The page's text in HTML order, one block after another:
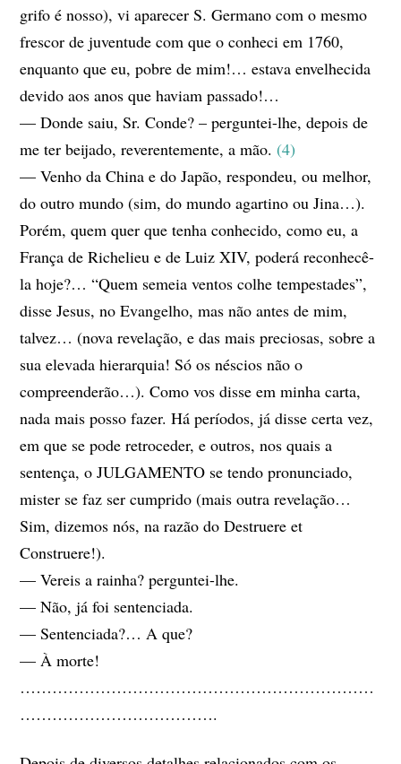
grifo é nosso), vi aparecer S. Germano com o mesmo
frescor de juventude com que o conheci em 1760,
enquanto que eu, pobre de mim!… estava envelhecida
devido aos anos que haviam passado!…
— Donde saiu, Sr. Conde? – perguntei-lhe, depois de
me ter beijado, reverentemente, a mão. (4)
— Venho da China e do Japão, respondeu, ou melhor,
do outro mundo (sim, do mundo agartino ou Jina…).
Porém, quem quer que tenha conhecido, como eu, a
França de Richelieu e de Luiz XIV, poderá reconhecê-
la hoje?… “Quem semeia ventos colhe tempestades”,
disse Jesus, no Evangelho, mas não antes de mim,
talvez… (nova revelação, e das mais preciosas, sobre a
sua elevada hierarquia! Só os néscios não o
compreenderão…). Como vos disse em minha carta,
nada mais posso fazer. Há períodos, já disse certa vez,
em que se pode retroceder, e outros, nos quais a
sentença, o JULGAMENTO se tendo pronunciado,
mister se faz ser cumprido (mais outra revelação…
Sim, dizemos nós, na razão do Destruere et
Construere!).
— Vereis a rainha? perguntei-lhe.
— Não, já foi sentenciada.
— Sentenciada?… A que?
— À morte!
…………………………………………………………
……………………………….